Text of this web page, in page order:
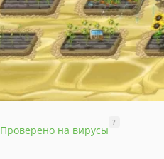
Проверено на вирусы
?